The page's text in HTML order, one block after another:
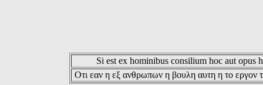
Si est ex hominibus consilium hoc aut opus
Οτι εαν η εξ ανθρωπων η βουλη αυτη η το εργον